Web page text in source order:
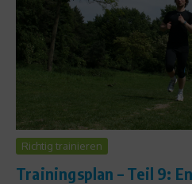
Richtig trainieren
Trainingsplan – Teil 9: